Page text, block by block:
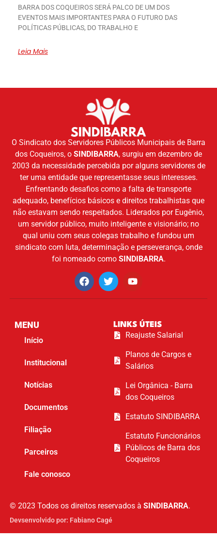
BARRA DOS COQUEIROS SERÁ PALCO DE UM DOS
EVENTOS MAIS IMPORTANTES PARA O FUTURO DAS
POLÍTICAS PÚBLICAS, DO TRABALHO E
Leia Mais
O Sindicato dos Servidores Públicos Municipais de Barra
dos Coqueiros, o SINDIBARRA, surgiu em dezembro de
2003 da necessidade percebida por alguns servidores de
ter uma entidade que representasse seus interesses.
Enfrentando desafios como a falta de transporte
adequado, benefícios básicos e direitos trabalhistas que
não estavam sendo respeitados. Liderados por Eugênio,
um servidor público, muito inteligente e visionário; no
qual uniu com seus colegas trabalho e fundou um
sindicato com luta, determinação e perseverança, onde
foi nomeado como SINDIBARRA.
MENU
Início
Institucional
Notícias
Documentos
Filiação
Parceiros
Fale conosco
LINKS ÚTEIS
Reajuste Salarial
Planos de Cargos e
Salários
Lei Orgânica - Barra
dos Coqueiros
Estatuto SINDIBARRA
Estatuto Funcionários
Públicos de Barra dos
Coqueiros
© 2023 Todos os direitos reservados à SINDIBARRA.
Devsenvolvido por: Fabiano Cagé